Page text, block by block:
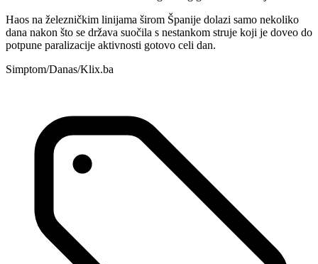
Haos na železničkim linijama širom Španije dolazi samo nekoliko
dana nakon što se država suočila s nestankom struje koji je doveo do
potpune paralizacije aktivnosti gotovo celi dan.
Simptom/Danas/Klix.ba